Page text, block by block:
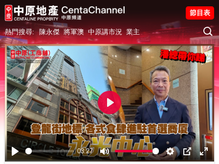
熱門搜尋: 陳永傑 將軍澳 中原講市況 業主
節目表
Play
03:27
Mute Settings
PIP
Play